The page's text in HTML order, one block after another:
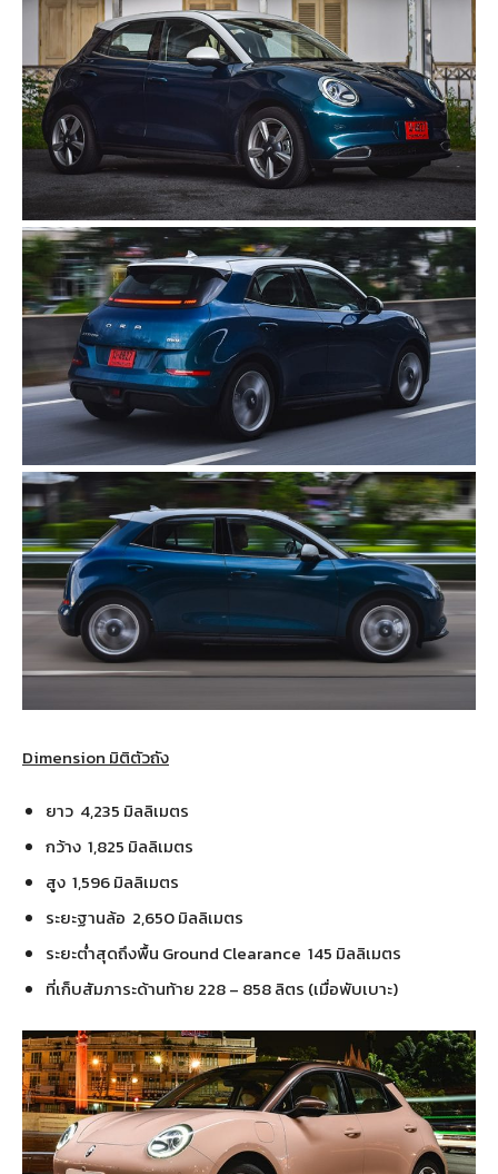
Dimension มิติตัวถัง
ยาว 4,235 มิลลิเมตร
กว้าง 1,825 มิลลิเมตร
สูง 1,596 มิลลิเมตร
ระยะฐานล้อ 2,650 มิลลิเมตร
ระยะต่ำสุดถึงพื้น Ground Clearance 145 มิลลิเมตร
ที่เก็บสัมภาระด้านท้าย 228 – 858 ลิตร (เมื่อพับเบาะ)